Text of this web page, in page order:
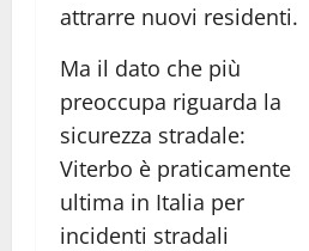
attrarre nuovi residenti.
Ma il dato che più
preoccupa riguarda la
sicurezza stradale:
Viterbo è praticamente
ultima in Italia per
incidenti stradali